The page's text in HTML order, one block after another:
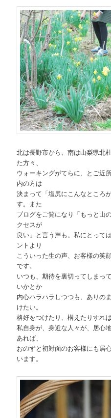
北は長野市から、南は山梨県北
た方々、
ウォーキングがてらに、とご近
内の方は
決まって「塩尻にこんなところ
す。また
ブログをご覧になり「もっと山
クセスが
良い」と言う声も。私にとって
ントより
こういった生の声、お客様の笑
です。
いつも、期待を裏切ってしまっ
いかとか
内心ハラハラしつつも、ありの
けたい。
格好をつけたり、構えたりすれ
私自身が、身近な人々が、居心
あれば、
おのずと初対面のお客様にも居
います。